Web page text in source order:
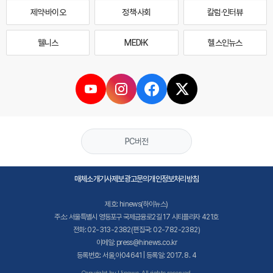
제약·바이오 정책·사회 칼럼·인터뷰
웰니스 MEDI·K 헬스인뉴스
PC버전
매체소개기사제보광고문의개인정보처리방침
제호: hinews(하이뉴스)
주소: 서울특별시 영등포구 국제금융로2길 17 시티플라자 421호
전화: 02-313-2382(편집국: 02-782-2382)
이메일: press@hinews.co.kr
등록번호: 서울,아04641 | 등록일: 2017. 8. 4